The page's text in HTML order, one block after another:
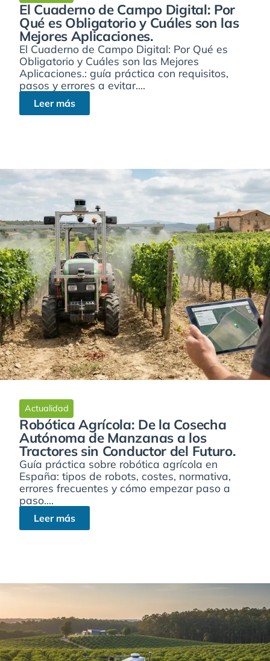
El Cuaderno de Campo Digital: Por
Qué es Obligatorio y Cuáles son las
Mejores Aplicaciones.
El Cuaderno de Campo Digital: Por Qué es
Obligatorio y Cuáles son las Mejores
Aplicaciones.: guía práctica con requisitos,
pasos y errores a evitar....
Leer más
Actualidad
Robótica Agrícola: De la Cosecha
Autónoma de Manzanas a los
Tractores sin Conductor del Futuro.
Guía práctica sobre robótica agrícola en
España: tipos de robots, costes, normativa,
errores frecuentes y cómo empezar paso a
paso....
Leer más